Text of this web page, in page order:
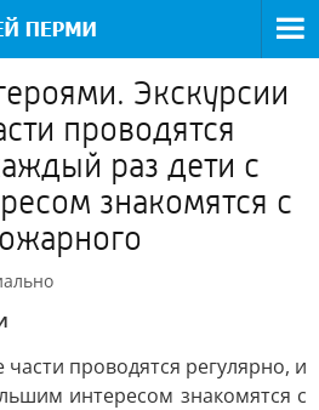
Экскурсии
проводятся
раз дети с
знакомятся с
проводятся регулярно, и
интересом знакомятся с